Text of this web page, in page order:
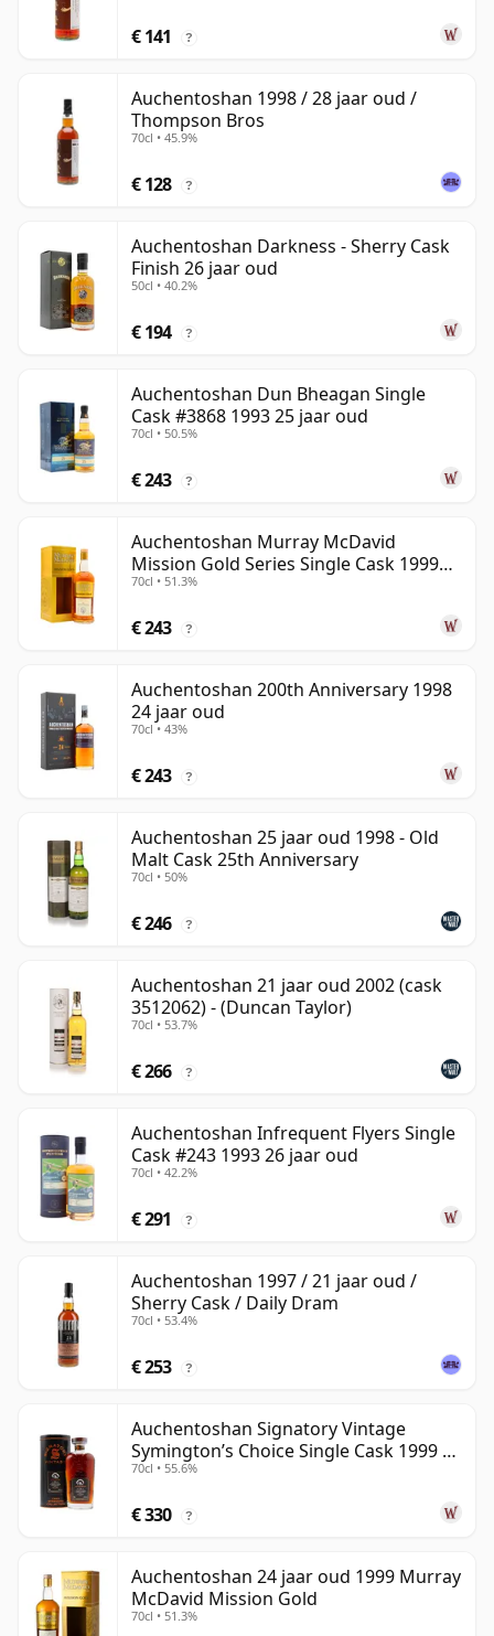
€ 141 ?
Auchentoshan 1998 / 28 jaar oud /
Thompson Bros
70cl • 45.9%
€ 128 ?
Auchentoshan Darkness - Sherry Cask
Finish 26 jaar oud
50cl • 40.2%
€ 194 ?
Auchentoshan Dun Bheagan Single
Cask #3868 1993 25 jaar oud
70cl • 50.5%
€ 243 ?
Auchentoshan Murray McDavid
Mission Gold Series Single Cask 1999
24 jaar oud
70cl • 51.3%
€ 243 ?
Auchentoshan 200th Anniversary 1998
24 jaar oud
70cl • 43%
€ 243 ?
Auchentoshan 25 jaar oud 1998 - Old
Malt Cask 25th Anniversary
70cl • 50%
€ 246 ?
Auchentoshan 21 jaar oud 2002 (cask
3512062) - (Duncan Taylor)
70cl • 53.7%
€ 266 ?
Auchentoshan Infrequent Flyers Single
Cask #243 1993 26 jaar oud
70cl • 42.2%
€ 291 ?
Auchentoshan 1997 / 21 jaar oud /
Sherry Cask / Daily Dram
70cl • 53.4%
€ 253 ?
Auchentoshan Signatory Vintage
Symington’s Choice Single Cask 1999 24
jaar oud
70cl • 55.6%
€ 330 ?
Auchentoshan 24 jaar oud 1999 Murray
McDavid Mission Gold
70cl • 51.3%